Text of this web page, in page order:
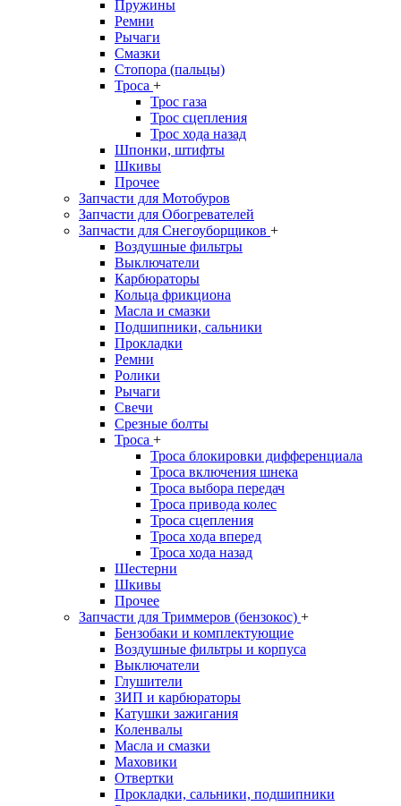
Пружины
Ремни
Рычаги
Смазки
Стопора (пальцы)
Троса +
Трос газа
Трос сцепления
Трос хода назад
Шпонки, штифты
Шкивы
Прочее
Запчасти для Мотобуров
Запчасти для Обогревателей
Запчасти для Снегоуборщиков +
Воздушные фильтры
Выключатели
Карбюраторы
Кольца фрикциона
Масла и смазки
Подшипники, сальники
Прокладки
Ремни
Ролики
Рычаги
Свечи
Срезные болты
Троса +
Троса блокировки дифференциала
Троса включения шнека
Троса выбора передач
Троса привода колес
Троса сцепления
Троса хода вперед
Троса хода назад
Шестерни
Шкивы
Прочее
Запчасти для Триммеров (бензокос) +
Бензобаки и комплектующие
Воздушные фильтры и корпуса
Выключатели
Глушители
ЗИП и карбюраторы
Катушки зажигания
Коленвалы
Масла и смазки
Маховики
Отвертки
Прокладки, сальники, подшипники